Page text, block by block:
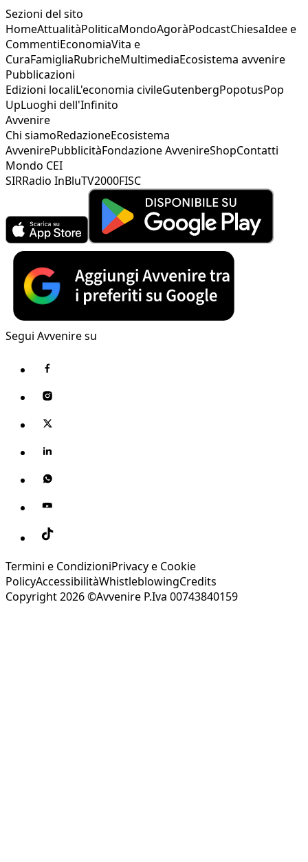
Sezioni del sito
HomeAttualitàPoliticaMondoAgoràPodcastChiesaIdee e
CommentiEconomiaVita e
CuraFamigliaRubricheMultimediaEcosistema avvenire
Pubblicazioni
Edizioni localiL'economia civileGutenbergPopotusPop
UpLuoghi dell'Infinito
Avvenire
Chi siamoRedazioneEcosistema
AvvenirePubblicitàFondazione AvvenireShopContatti
Mondo CEI
SIRRadio InBluTV2000FISC
Segui Avvenire su
Termini e CondizioniPrivacy e Cookie
PolicyAccessibilitàWhistleblowingCredits
Copyright 2026 ©Avvenire P.Iva 00743840159